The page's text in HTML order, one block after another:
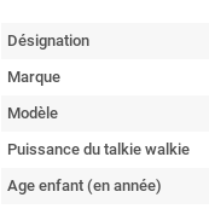
Désignation
Marque
Modèle
Puissance du talkie walkie
Age enfant (en année)